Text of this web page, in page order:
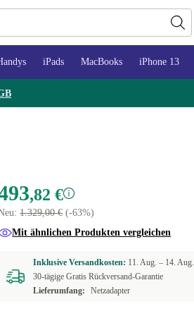
iPads MacBooks iPhone 13
,82 €
1.329,00 €(-63%)
Mit ähnlichen Produkten vergleichen
Inklusive Versandkosten: 11. Aug. – 14. Aug.
30-tägige Gratis Rückversand-Garantie
Lieferumfang:
Netzadapter